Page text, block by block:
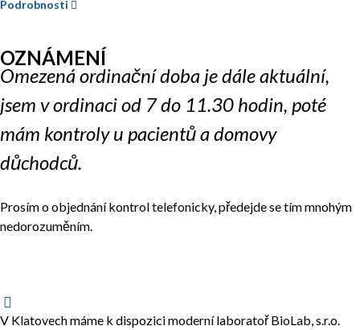
Podrobnosti
OZNÁMENÍ
Omezená ordinační doba je dále aktuální,
jsem v ordinaci od 7 do 11.30 hodin, poté
mám kontroly u pacientů a domovy
důchodců.
Prosím o objednání kontrol telefonicky, předejde se tím mnohým
nedorozuměním.
V Klatovech máme k dispozici moderní laboratoř BioLab, s.r.o.